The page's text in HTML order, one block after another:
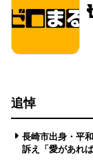
追悼
長崎市出身・平
訴え「愛があれ